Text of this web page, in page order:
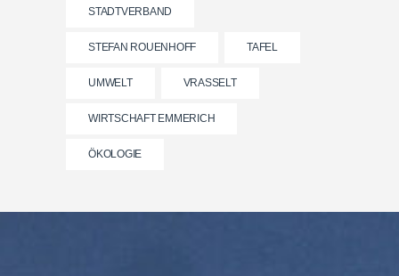
STADTVERBAND
STEFAN ROUENHOFF TAFEL
UMWELT VRASSELT
WIRTSCHAFT EMMERICH
ÖKOLOGIE